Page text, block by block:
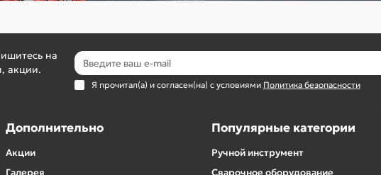
на
акции.
Я прочитал(а) и согласен(на) с условиями Политика безопасности
Дополнительно
Акции
Галерея
Популярные категории
Ручной инструмент
Сварочное оборудование